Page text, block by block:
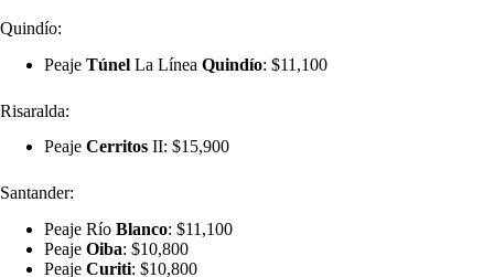
Quindío:
Peaje Túnel La Línea Quindío: $11,100
Risaralda:
Peaje Cerritos II: $15,900
Santander:
Peaje Río Blanco: $11,100
Peaje Oiba: $10,800
Peaje Curiti: $10,800